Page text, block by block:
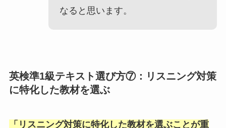
なると思います。
英検準1級テキスト選び方⑦：リスニング対策
に特化した教材を選ぶ
「 リスニング対策に特化した教材を選ぶことが重